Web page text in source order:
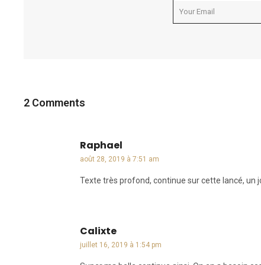
2 Comments
Raphael
août 28, 2019 à 7:51 am
Texte très profond, continue sur cette lancé, un
Calixtedit :
juillet 16, 2019 à 1:54 pm